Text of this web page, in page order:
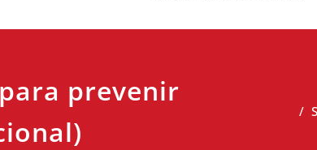
prevenir